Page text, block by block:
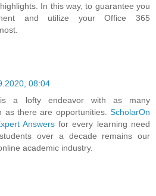
In this way, to guarantee you
and utilize your Office 365
08:04
is a lofty endeavor with as many
as there are opportunities. ScholarOn
Answersfor every learning need
over a decade remains our
academic industry.